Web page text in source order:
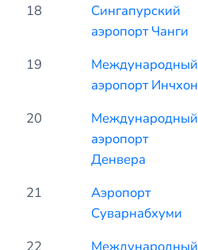
18
Сингапурский
аэропорт Чанги
19
Международный
аэропорт Инчхон
20
Международный
аэропорт
Денвера
21
Аэропорт
Суварнабхуми
22 Международный